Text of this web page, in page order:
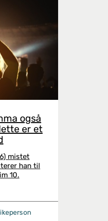
også
er et
mistet
han til
10.